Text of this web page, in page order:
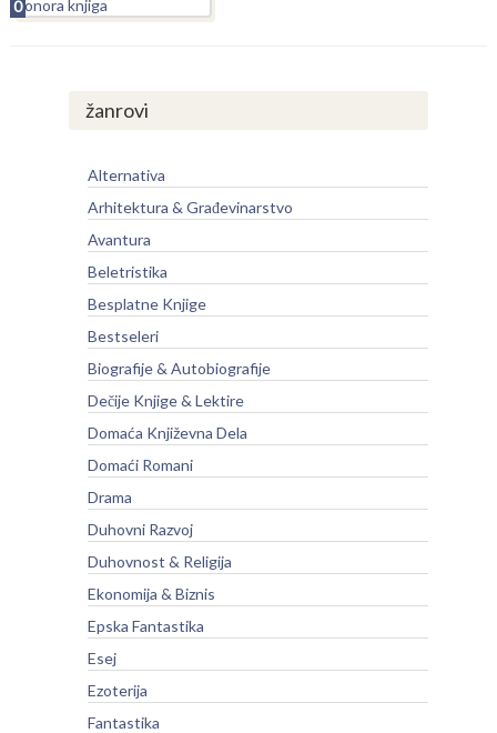
0
žanrovi
Alternativa
Arhitektura & Građevinarstvo
Avantura
Beletristika
Besplatne Knjige
Bestseleri
Biografije & Autobiografije
Dečije Knjige & Lektire
Domaća Književna Dela
Domaći Romani
Drama
Duhovni Razvoj
Duhovnost & Religija
Ekonomija & Biznis
Epska Fantastika
Esej
Ezoterija
Fantastika